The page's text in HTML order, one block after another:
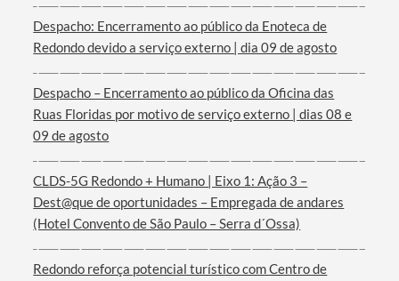
Categorias gerais
Filtros
Despacho: Encerramento ao público da Enoteca de
Redondo devido a serviço externo | dia 09 de agosto
Despacho – Encerramento ao público da Oficina das
Ruas Floridas por motivo de serviço externo | dias 08 e
09 de agosto
CLDS-5G Redondo + Humano | Eixo 1: Ação 3 –
Dest@que de oportunidades – Empregada de andares
(Hotel Convento de São Paulo – Serra d´Ossa)
Redondo reforça potencial turístico com Centro de